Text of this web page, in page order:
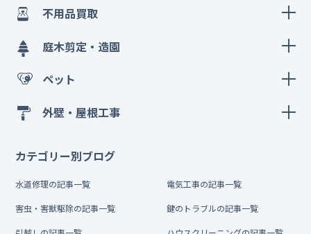
不用品買取
庭木剪定・造園
ペット
外壁・屋根工事
カテゴリー別ブログ
水道修理の記事一覧 電気工事の記事一覧
害虫・害獣駆除の記事一覧 鍵のトラブルの記事一覧